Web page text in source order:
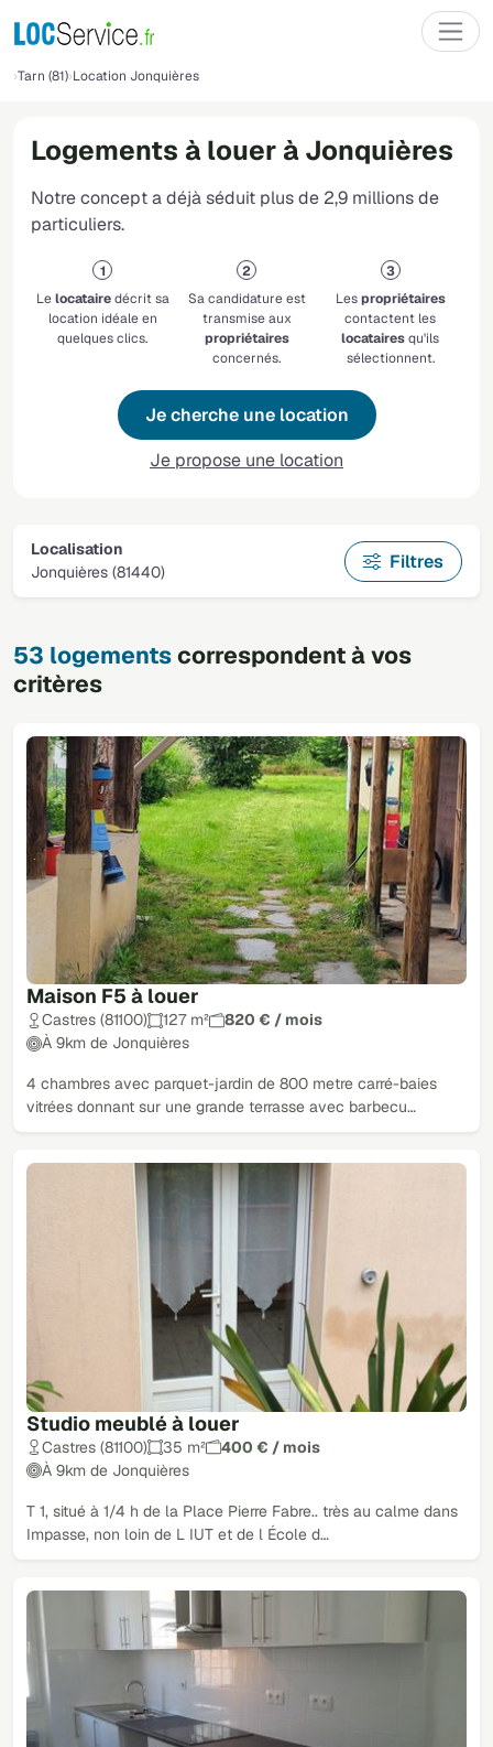
Tarn (81) Location Jonquières
Logements à louer à Jonquières
Notre concept a déjà séduit plus de 2,9 millions de
particuliers.
Lelocatairedécrit sa
location idéale en
quelques clics.
Sa candidature est
transmise aux
propriétaires
concernés.
Lespropriétaires
contactent les
locatairesqu'ils
sélectionnent.
Je cherche une location
Je propose une location
Localisation
Jonquières (81440)
Filtres
53 logementscorrespondent à vos
critères
Maison F5 à louer
Castres (81100) 127 m²
820 € / mois
À 9km de Jonquières
4 chambres avec parquet-jardin de 800 metre carré-baies
vitrées donnant sur une grande terrasse avec barbecu…
Studio meublé à louer
Castres (81100) 35 m²
400 € / mois
À 9km de Jonquières
T 1, situé à 1/4 h de la Place Pierre Fabre.. très au calme dans
Impasse, non loin de L IUT et de l École d…